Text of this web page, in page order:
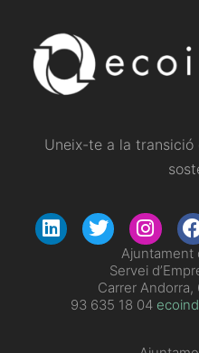
Uneix-te a la
​Ajuntament
Servei
Carrer Andorra,
93 635 18 04